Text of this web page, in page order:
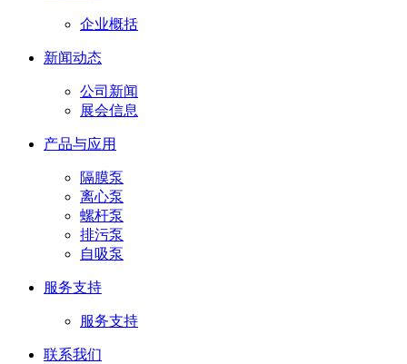
企业概括
新闻动态
公司新闻
展会信息
产品与应用
隔膜泵
离心泵
螺杆泵
排污泵
自吸泵
服务支持
服务支持
联系我们